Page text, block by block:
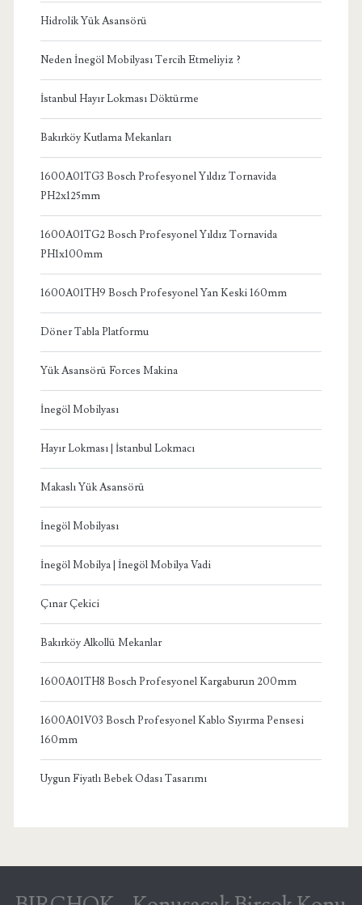
Hidrolik Yük Asansörü
Neden İnegöl Mobilyası Tercih Etmeliyiz ?
İstanbul Hayır Lokması Döktürme
Bakırköy Kutlama Mekanları
1600A01TG3 Bosch Profesyonel Yıldız Tornavida
PH2x125mm
1600A01TG2 Bosch Profesyonel Yıldız Tornavida
PH1x100mm
1600A01TH9 Bosch Profesyonel Yan Keski 160mm
Döner Tabla Platformu
Yük Asansörü Forces Makina
İnegöl Mobilyası
Hayır Lokması | İstanbul Lokmacı
Makaslı Yük Asansörü
İnegöl Mobilyası
İnegöl Mobilya | İnegöl Mobilya Vadi
Çınar Çekici
Bakırköy Alkollü Mekanlar
1600A01TH8 Bosch Profesyonel Kargaburun 200mm
1600A01V03 Bosch Profesyonel Kablo Sıyırma Pensesi
160mm
Uygun Fiyatlı Bebek Odası Tasarımı